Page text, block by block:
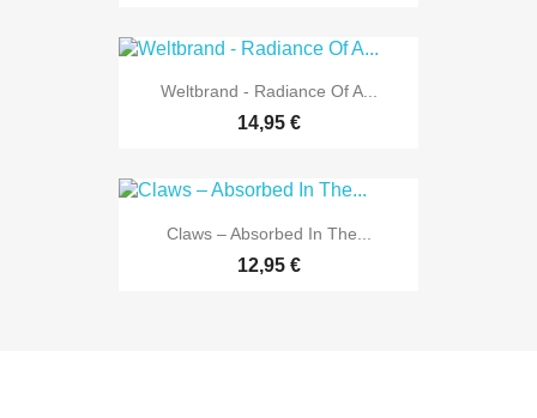
Weltbrand - Radiance Of A...
14,95 €
Claws – Absorbed In The...
12,95 €